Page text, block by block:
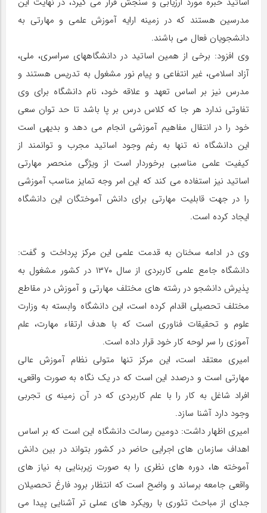
مدرسین هستند که در زمینه ارایه آموزش علمی و مهارتی به
دانشجویان فعال می باشند.
وی افزود: برخی از همین اساتید در دانشگاههای سراسری، ملی،
آزاد اسلامی، غیر انتفاعی و پیام نور مشغول به تدریس هستند و
مدرس نیز بر اساس تعهد و علاقه خود، نام دانشگاه برای وی
تفاوتی ندارد هر جا که کلاس درس بر پا باشد تا حد توان سعی
خود را در انتقال مفاهیم آموزشی انجام می دهد و بدیهی است
این دانشگاه نه تنها به رغم وجود اساتید مجرب و توانمند از
کیفیت علمی مناسبی برخوردار است از ویژگی منحصر مهارتی
اساتید نیز استفاده می کند که این امر وجه تمایز مناسب آموزشی
را در جهت قابلیت مهارتی برای دانش آموختگان این دانشگاه
ایجاد کرده است.
وی در ادامه سخنان به قدمت علمی این مرکز پرداخت و گفت:
دانشگاه جامع علمی کاربردی از سال ۱۳۷۰ در کشور مشغول به
پذیرش دانشجو در رشته های مختلف مهارتی و آموزش در مقاطع
مختلف تحصیلی اقدام کرده است، این دانشگاه وابسته به وزارت
علوم و تحقیقات فناوری است که با هدف ارتقاء مهارت، علم
آموزی را سر لوحه کار خود قرار داده است.
امیری معتقد است، این مرکز تنها متولی نظام آموزش عالی
مهارتی است و درصدد این است که در یک نگاه به صورت واقعی،
افراد شاغل به کار را با علم کاربردی که در آن زمینه ی تجربی
وجود دارد آشنا سازد.
امیری اظهار داشت: دومین رسالت دانشگاه این است که بر اساس
اهداف سازمان های اجرایی حاضر در کشور بتواند در بین دانش
آموخته ها، دوره های نظری را به صورت زیربنایی به نیاز های
واقعی جامعه برساند و واضح است که انتظار برود فارغ تحصیلان
جدای از مباحث تئوری با رویکرد های عملی تر آشنایی پیدا می